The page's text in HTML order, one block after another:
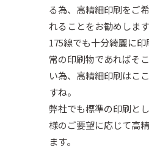
る為、高精細印刷をご
れることをお勧めします
175線でも十分綺麗に
常の印刷物であればそ
い為、高精細印刷はこ
すね。
弊社でも標準の印刷と
様のご要望に応じて高
ます。